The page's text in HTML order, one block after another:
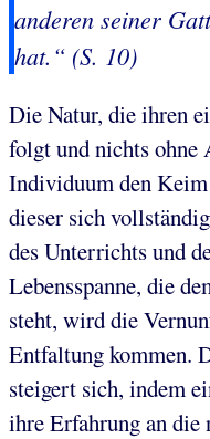
anderen seiner
hat.“ (S. 10)
Die Natur, die ihren
folgt und nichts ohne
Individuum den
dieser sich
des Unterrichts und
Lebensspanne, die
steht, wird die
Entfaltung kommen.
steigert sich, indem
ihre Erfahrung an